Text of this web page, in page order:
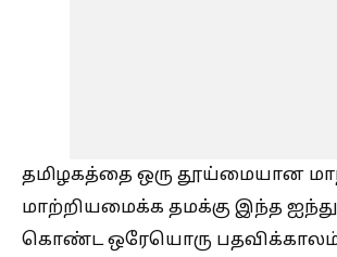
தமிழகத்தை ஒரு தூய்மையான
மாற்றியமைக்க தமக்கு இந்த
கொண்ட ஒரேயொரு